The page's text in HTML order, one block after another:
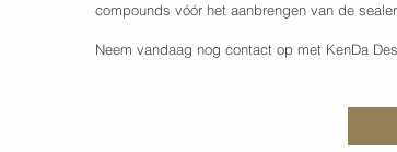
compounds vóór het aanbrengen van de
Neem vandaag nog contact op met KenDa